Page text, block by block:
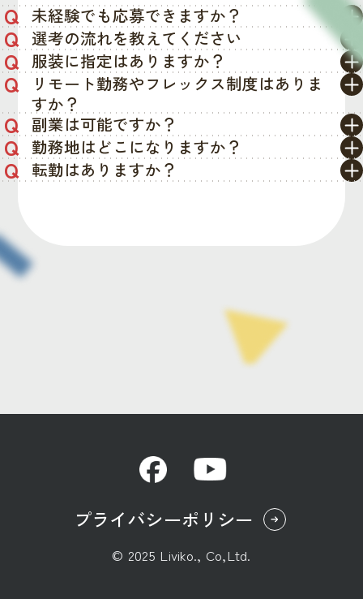
Q 未経験でも応募できますか？
Q 選考の流れを教えてください
Q 服装に指定はありますか？
Q
リモート勤務やフレックス制度はありま
すか？
Q 副業は可能ですか？
Q 勤務地はどこになりますか？
Q 転勤はありますか？
プライバシーポリシー
© 2025 Liviko., Co,Ltd.